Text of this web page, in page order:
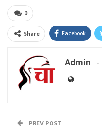
0
Share Facebook
Admin
PREV POST